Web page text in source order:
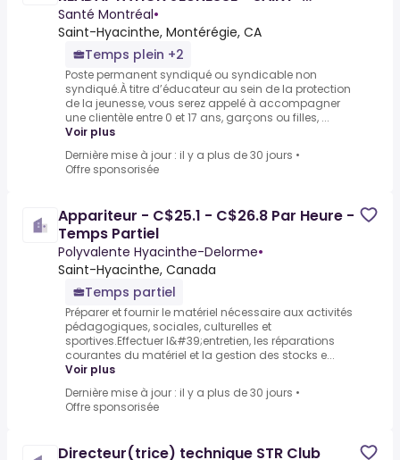
HYACINTHE
Santé Montréal•
Saint-Hyacinthe, Montérégie, CA
Temps plein +2
Poste permanent syndiqué ou syndicable non
syndiqué.À titre d’éducateur au sein de la protection
de la jeunesse, vous serez appelé à accompagner
une clientèle entre 0 et 17 ans, garçons ou filles, ...
Voir plus
Dernière mise à jour : il y a plus de 30 jours •
Offre sponsorisée
Appariteur - C$25.1 - C$26.8 Par Heure -
Temps Partiel
Polyvalente Hyacinthe-Delorme•
Saint-Hyacinthe, Canada
Temps partiel
Préparer et fournir le matériel nécessaire aux activités
pédagogiques, sociales, culturelles et
sportives.Effectuer l&#39;entretien, les réparations
courantes du matériel et la gestion des stocks e...
Voir plus
Dernière mise à jour : il y a plus de 30 jours •
Offre sponsorisée
Directeur(trice) technique STR Club